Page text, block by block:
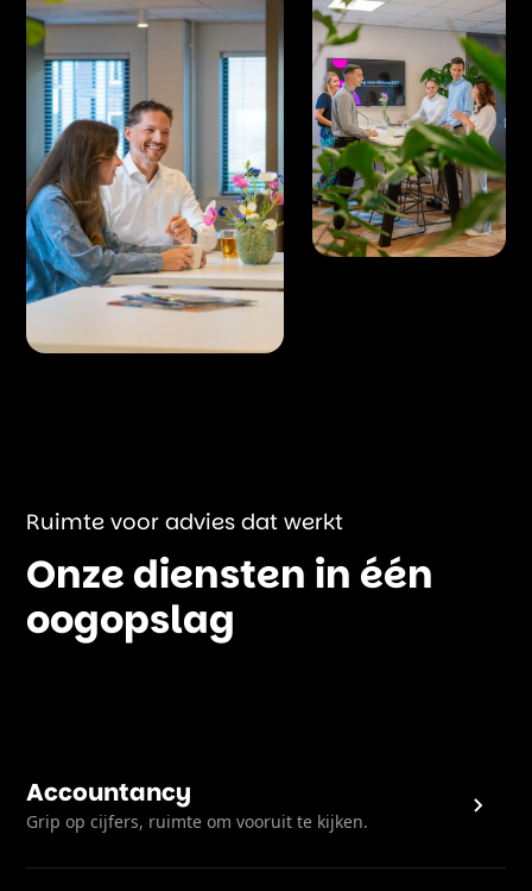
Ruimte voor advies dat werkt
Onze diensten in één
oogopslag
Accountancy
Grip op cijfers, ruimte om vooruit te kijken.